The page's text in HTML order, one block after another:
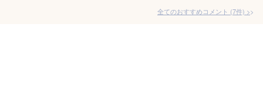
全てのおすすめコメント (7件) >